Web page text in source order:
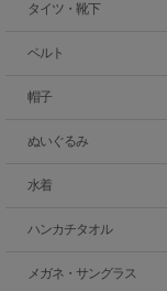
タイツ・靴下
ベルト
帽子
ぬいぐるみ
水着
ハンカチタオル
メガネ・サングラス